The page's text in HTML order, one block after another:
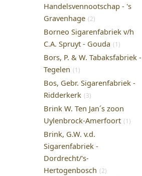
Handelsvennootschap - 's
Gravenhage (2)
Borneo Sigarenfabriek v/h
C.A. Spruyt - Gouda (1)
Bors, P. & W. Tabaksfabriek -
Tegelen (1)
Bos, Gebr. Sigarenfabriek -
Ridderkerk (3)
Brink W. Ten Jan´s zoon
Uylenbrock-Amerfoort (1)
Brink, G.W. v.d.
Sigarenfabriek -
Dordrecht/'s-
Hertogenbosch (2)